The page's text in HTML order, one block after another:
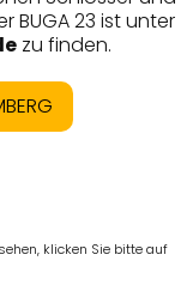
23 ist unter
zu finden.
klicken Sie bitte auf